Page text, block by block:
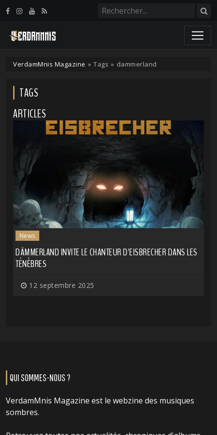
VerdamMnis Magazine » Tags » dammerland
TAGS
ARTICLES
News
DÄMMERLAND INVITE LE CHANTEUR D'EISBRECHER DANS LES
TÉNÈBRES
12 septembre 2025
QUI SOMMES-NOUS ?
VerdamMnis Magazine est le webzine des musiques
sombres.
Panneau de gestion des cookies